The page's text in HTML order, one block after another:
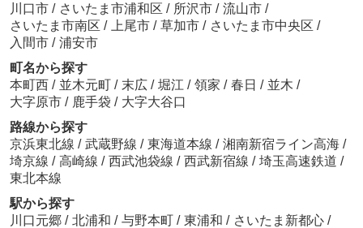
川口市 / さいたま市浦和区 / 所沢市 / 流山市 /
さいたま市南区 / 上尾市 / 草加市 / さいたま市中央区 /
入間市 / 浦安市
町名から探す
本町西 / 並木元町 / 末広 / 堀江 / 領家 / 春日 / 並木 /
大字原市 / 鹿手袋 / 大字大谷口
路線から探す
京浜東北線 / 武蔵野線 / 東海道本線 / 湘南新宿ライン高海 /
埼京線 / 高崎線 / 西武池袋線 / 西武新宿線 / 埼玉高速鉄道 /
東北本線
駅から探す
川口元郷 / 北浦和 / 与野本町 / 東浦和 / さいたま新都心 /